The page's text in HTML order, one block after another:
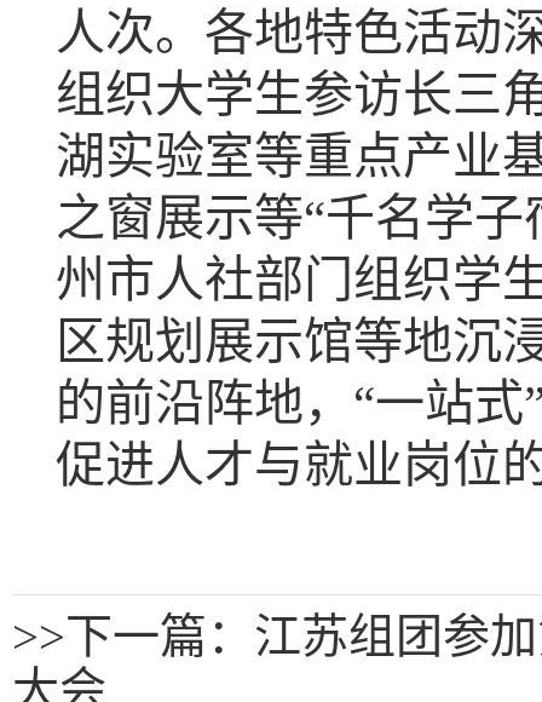
人次。各地特色活动
组织大学生参访长三
湖实验室等重点产业
之窗展示等“千名学
州市人社部门组织学
区规划展示馆等地沉
的前沿阵地，“一站
促进人才与就业岗位
>>下一篇：江苏组团参
大会